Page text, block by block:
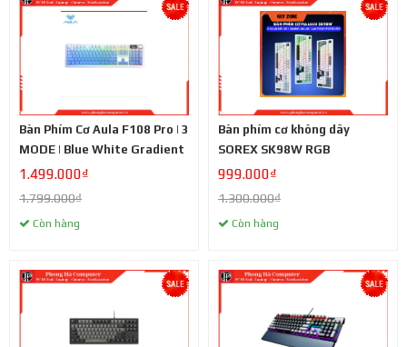
Bàn Phím Cơ Aula F108 Pro | 3
MODE | Blue White Gradient
1.499.000₫
1.799.000₫
Còn hàng
Bàn phím cơ không dây
SOREX SK98W RGB
999.000₫
1.300.000₫
Còn hàng